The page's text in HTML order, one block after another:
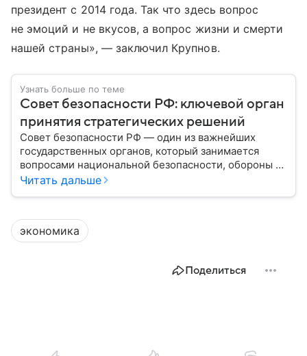
президент с 2014 года. Так что здесь вопрос
не эмоций и не вкусов, а вопрос жизни и смерти
нашей страны», — заключил Крупнов.
Узнать больше по теме
Совет безопасности РФ: ключевой орган
принятия стратегических решений
Совет безопасности РФ — один из важнейших
государственных органов, который занимается
вопросами национальной безопасности, обороны и
стратегического планирования. В этом материале
выполняет и какое значение имеет для государства.
Читать дальше
экономика
Поделиться